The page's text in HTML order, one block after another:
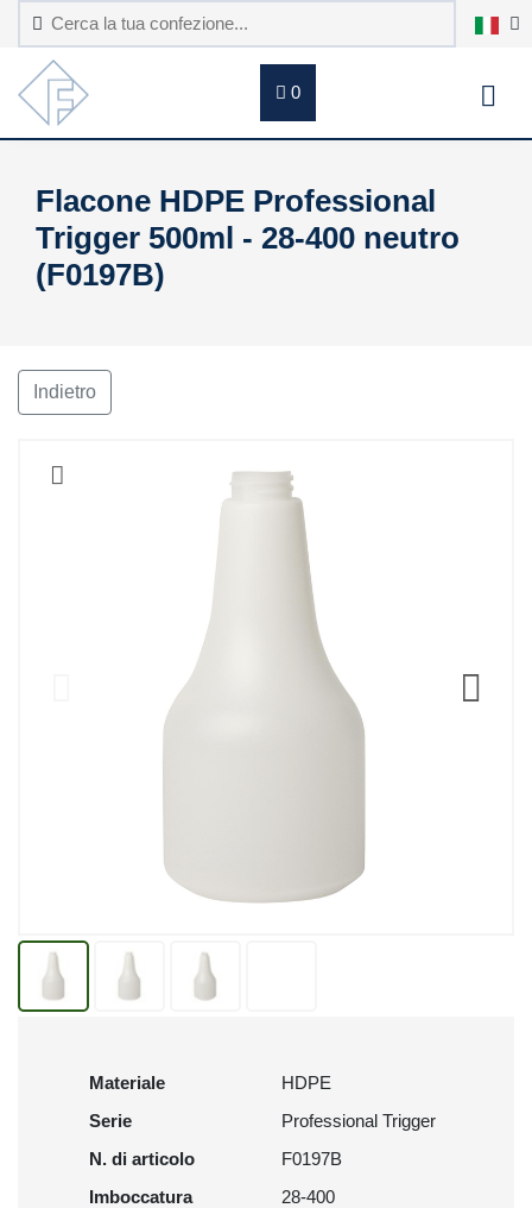
0
Flacone HDPE Professional
Trigger 500ml - 28-400 neutro
(F0197B)
Indietro
Materiale
HDPE
Serie
Professional Trigger
N. di articolo
F0197B
Imboccatura
28-400